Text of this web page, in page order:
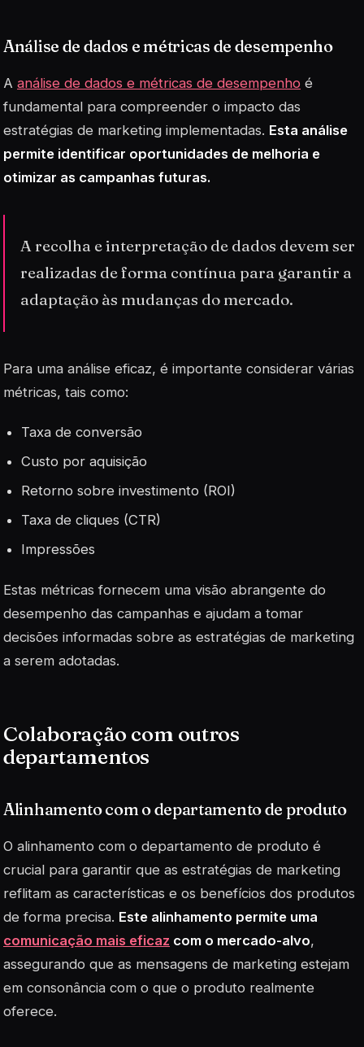
Análise de dados e métricas de desempenho
A análise de dados e métricas de desempenho é
fundamental para compreender o impacto das
estratégias de marketing implementadas. Esta análise
permite identificar oportunidades de melhoria e
otimizar as campanhas futuras.
A recolha e interpretação de dados devem ser
realizadas de forma contínua para garantir a
adaptação às mudanças do mercado.
Para uma análise eficaz, é importante considerar várias
métricas, tais como:
Taxa de conversão
Custo por aquisição
Retorno sobre investimento (ROI)
Taxa de cliques (CTR)
Impressões
Estas métricas fornecem uma visão abrangente do
desempenho das campanhas e ajudam a tomar
decisões informadas sobre as estratégias de marketing
a serem adotadas.
Colaboração com outros
departamentos
Alinhamento com o departamento de produto
O alinhamento com o departamento de produto é
crucial para garantir que as estratégias de marketing
reflitam as características e os benefícios dos produtos
de forma precisa. Este alinhamento permite uma
comunicação mais eficaz com o mercado-alvo,
assegurando que as mensagens de marketing estejam
em consonância com o que o produto realmente
oferece.